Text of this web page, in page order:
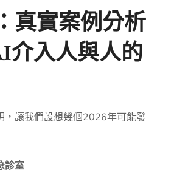
真實案例分析
入人與人的
，讓我們設想幾個2026年可能發
診室